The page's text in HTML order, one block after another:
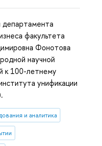
департамента
факультета
Фонотова
научной
к 100-летнему
унификации
и аналитика